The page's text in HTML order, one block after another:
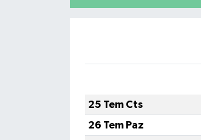
25 Tem Cts
26 Tem Paz